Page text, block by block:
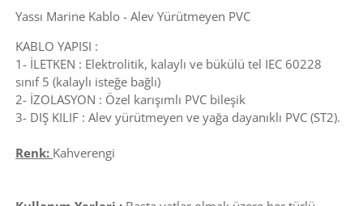
Yassı Marine Kablo - Alev Yürütmeyen PVC
KABLO YAPISI :
1- İLETKEN : Elektrolitik, kalaylı ve bükülü tel IEC 60228
sınıf 5 (kalaylı isteğe bağlı)
2- İZOLASYON : Özel karışımlı PVC bileşik
3- DIŞ KILIF : Alev yürütmeyen ve yağa dayanıklı PVC (ST2).
Renk: Kahverengi